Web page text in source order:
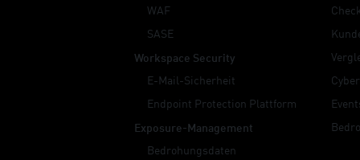
WAF
SASE
Workspace Security
E-Mail-Sicherheit
Endpoint Protection Plattform
Exposure-Management
Bedrohungsdaten